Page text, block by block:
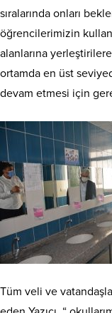
sıralarında onları
öğrencilerimizin
alanlarına
ortamda en üst
devam etmesi için
Tüm veli ve